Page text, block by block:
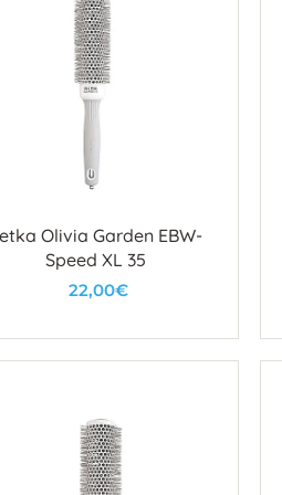
Olivia Garden EBW-
Speed XL 35
22,00€